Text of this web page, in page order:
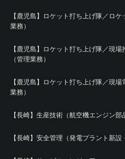
【鹿児島】ロケット打ち上げ隊／ロ
業務）
【鹿児島】ロケット打ち上げ隊／現
（管理業務）
【鹿児島】ロケット打ち上げ隊／現
業務）
【長崎】生産技術（航空機エンジン部
【長崎】安全管理（発電プラント新設